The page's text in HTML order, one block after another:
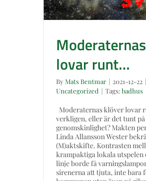
lovar runt…
By Mats Bentmar | 2021-12-22 |
Uncategorized | Tags:badhus
Moderaternas klöver lovar
verkligen, eller är det tunt
genomskinlighet? Makten
Linda Allansson Wester
(M)aktskifte. Kontrasten
krampaktiga lokala
linje borde få
sirenerna att tjuta, inte bara